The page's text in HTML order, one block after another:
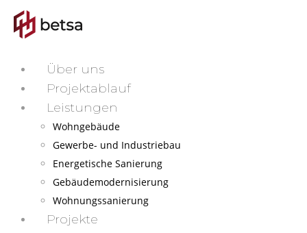
Über uns
Projektablauf
Leistungen
Wohngebäude
Gewerbe- und Industriebau
Energetische Sanierung
Gebäudemodernisierung
Wohnungssanierung
Projekte